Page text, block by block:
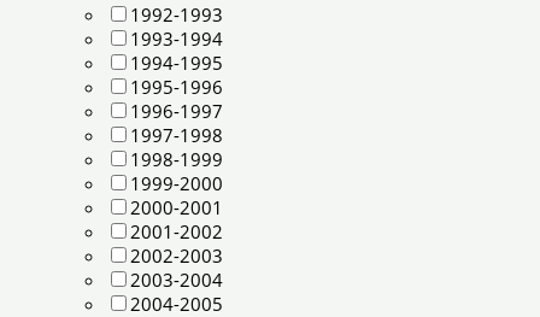
1992-1993
1993-1994
1994-1995
1995-1996
1996-1997
1997-1998
1998-1999
1999-2000
2000-2001
2001-2002
2002-2003
2003-2004
2004-2005